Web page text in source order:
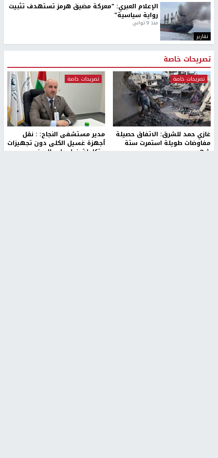
تقارير
الإعلام العبري: "معركة مضيق هرمز تستهدف تثبيت
رواية سياسية"
منذ 9 ثواني
تصريحات خاصة
تصريحات خاصة
غازي حمد للشرق: الاتفاق حصيلة
مفاوضات طويلة استمرت ستة
شهور
تصريحات خاصة
مدير مستشفى النجاح: : نقل
أجهزة غسيل الكلى دون تجهيزات
متكاملة خطر على المرضى